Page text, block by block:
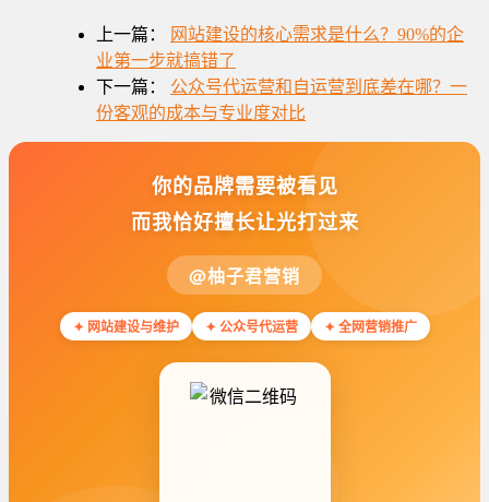
上一篇：
网站建设的核心需求是什么？90%的企
业第一步就搞错了
下一篇： 公众号代运营和自运营到底差在哪？一
份客观的成本与专业度对比
你的品牌需要被看见
而我恰好擅长让光打过来
@柚子君营销
✦ 网站建设与维护 ✦ 公众号代运营 ✦ 全网营销推广